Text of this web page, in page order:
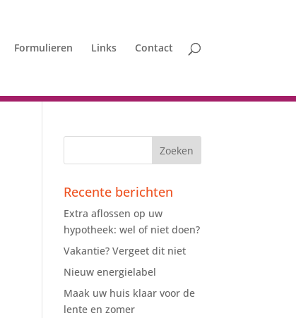
Formulieren Links Contact
Recente berichten
Extra aflossen op uw
hypotheek: wel of niet doen?
Vakantie? Vergeet dit niet
Nieuw energielabel
Maak uw huis klaar voor de
lente en zomer